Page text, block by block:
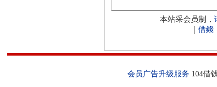
本站采会员制，
借錢
会员广告升级服务 104借